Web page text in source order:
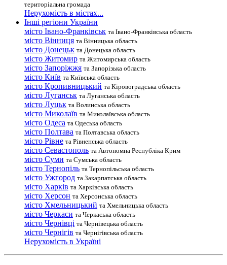
територіальна громада
Нерухомість в містах...
Інші регіони України
місто Івано-Франківськ та Івано-Франківська область
місто Вінниця та Вінницька область
місто Донецьк та Донецька область
місто Житомир та Житомирська область
місто Запоріжжя та Запорізька область
місто Київ та Київська область
місто Кропивницький та Кіровоградська область
місто Луганськ та Луганська область
місто Луцьк та Волинська область
місто Миколаїв та Миколаївська область
місто Одеса та Одеська область
місто Полтава та Полтавська область
місто Рівне та Рівненська область
місто Севастополь та Автономна Республіка Крим
місто Суми та Сумська область
місто Тернопіль та Тернопільська область
місто Ужгород та Закарпатська область
місто Харків та Харківська область
місто Херсон та Херсонська область
місто Хмельницький та Хмельницька область
місто Черкаси та Черкаська область
місто Чернівці та Чернівецька область
місто Чернігів та Чернігівська область
Нерухомість в Україні